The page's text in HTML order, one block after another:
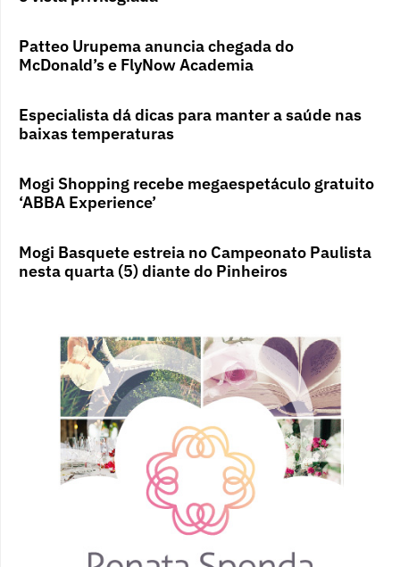
Patteo Urupema anuncia chegada do
McDonald’s e FlyNow Academia
Especialista dá dicas para manter a saúde nas
baixas temperaturas
Mogi Shopping recebe megaespetáculo gratuito
‘ABBA Experience’
Mogi Basquete estreia no Campeonato Paulista
nesta quarta (5) diante do Pinheiros